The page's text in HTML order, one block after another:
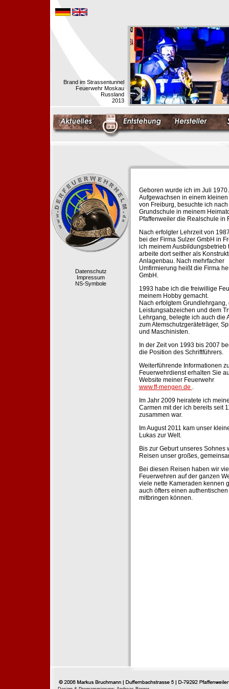
Brand im Strassentunnel
Feuerwehr Moskau
Russland
2013
Datenschutz
Impressum
NS-Symbole
Geboren wurde ich im Juli 1970.
Aufgewachsen in einem kleinen
von Freiburg, besuchte ich nach
Grundschule in meinem
Pfaffenweiler die Realschule in
Nach erfolgter Lehrzeit von
bei der Firma Sulzer GmbH in
ich meinem Ausbildungsbetrieb
arbeite dort seither als
Anlagenbau. Nach mehrfacher
Umfirmierung heißt die Firma
GmbH.
1993 habe ich die freiwillige
meinem Hobby gemacht.
Nach erfolgtem Grundlehrgang,
Leistungsabzeichen und dem
Lehrgang, belegte ich auch die
zum Atemschutzgeräteträger,
und Maschinisten.
In der Zeit von 1993 bis 2007
die Position des Schriftführers.
Weiterführende Informationen
Feuerwehrdienst erhalten Sie
Website meiner Feuerwehr
www.ff-mengen.de .
Im Jahr 2009 heiratete ich
Carmen mit der ich bereits seit
zusammen war.
Im August 2011 kam unser
Lukas zur Welt.
Bis zur Geburt unseres Sohnes
Reisen unser großes,
Bei diesen Reisen haben wir
Feuerwehren auf der ganzen
viele nette Kameraden kennen
auch öfters einen
mitbringen können.